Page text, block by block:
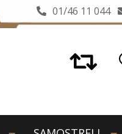
01/46 11 044